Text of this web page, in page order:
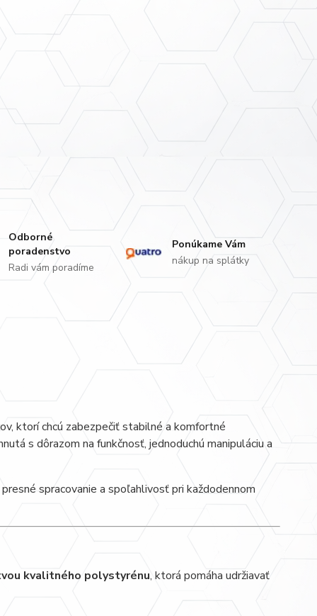
Odborné
poradenstvo
Radi vám poradíme
Ponúkame Vám
nákup na splátky
ktorí chcú zabezpečiť stabilné a komfortné
s dôrazom na funkčnosť, jednoduchú manipuláciu a
spracovanie a spoľahlivosť pri každodennom
kvalitného polystyrénu, ktorá pomáha udržiavať